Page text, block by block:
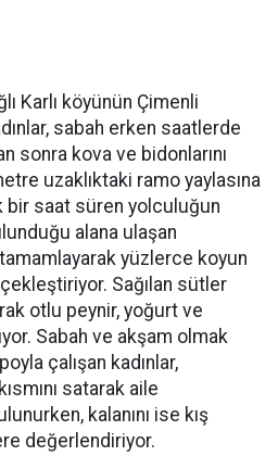
Karlı köyünün Çimenli
sabah erken saatlerde
sonra kova ve bidonlarını
uzaklıktaki ramo yaylasına
bir saat süren yolculuğun
alana ulaşan
tamamlayarak yüzlerce koyun
Sağılan sütler
otlu peynir, yoğurt ve
Sabah ve akşam olmak
çalışan kadınlar,
satarak aile
kalanını ise kış
değerlendiriyor.